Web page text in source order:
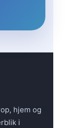
hjem og
i